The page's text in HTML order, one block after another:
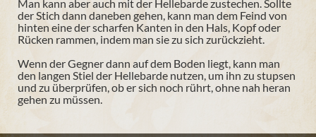
Man kann aber auch mit der Hellebarde zustechen. Sollte
der Stich dann daneben gehen, kann man dem Feind von
hinten eine der scharfen Kanten in den Hals, Kopf oder
Rücken rammen, indem man sie zu sich zurückzieht.
Wenn der Gegner dann auf dem Boden liegt, kann man
den langen Stiel der Hellebarde nutzen, um ihn zu stupsen
und zu überprüfen, ob er sich noch rührt, ohne nah heran
gehen zu müssen.